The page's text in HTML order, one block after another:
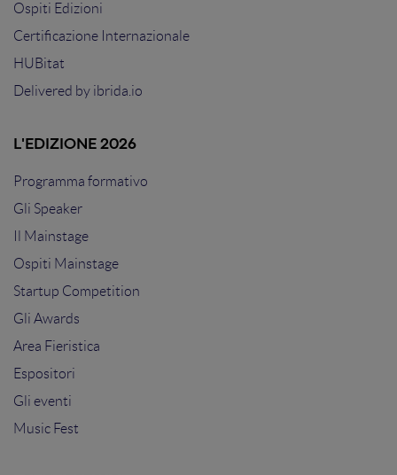
Ospiti Edizioni
Certificazione Internazionale
HUBitat
Delivered by ibrida.io
L'EDIZIONE 2026
Programma formativo
Gli Speaker
Il Mainstage
Ospiti Mainstage
Startup Competition
Gli Awards
Area Fieristica
Espositori
Gli eventi
Music Fest